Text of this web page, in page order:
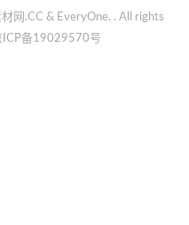
网.CC & EveryOne. . All rights
ICP备19029570号